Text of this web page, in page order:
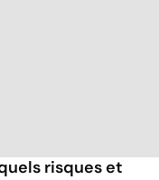
risques et